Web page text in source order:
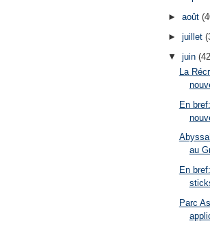
► août
► juillet
▼ juin
La
En
au
En
Parc